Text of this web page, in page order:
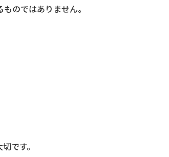
のではありません。
です。